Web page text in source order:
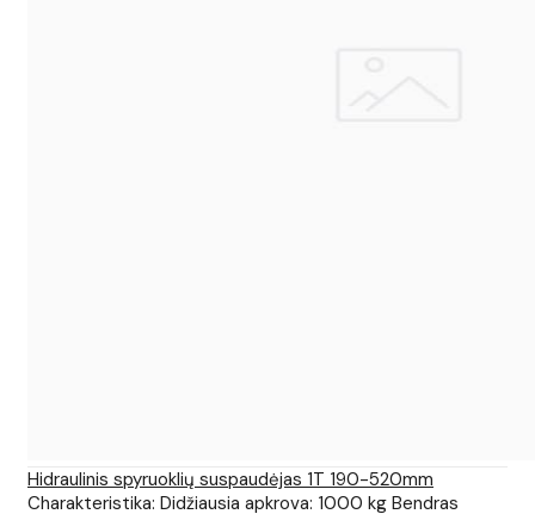
Hidraulinis spyruoklių suspaudėjas 1T 190-520mm
Charakteristika: Didžiausia apkrova: 1000 kg Bendras